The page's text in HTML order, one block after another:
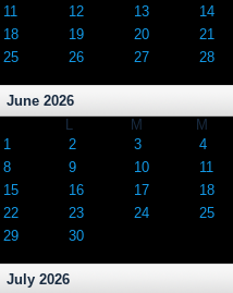
11
12 13 14
18
19 20 21
25
26 27 28
June 2026
M M
1
2 3 4
8
9 10 11
15
16 17 18
22
23 24 25
29
30
July 2026